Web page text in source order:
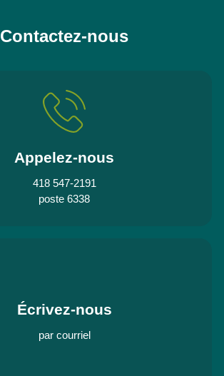
Contactez-nous
Appelez-nous
418 547-2191
poste 6338
Écrivez-nous
par courriel